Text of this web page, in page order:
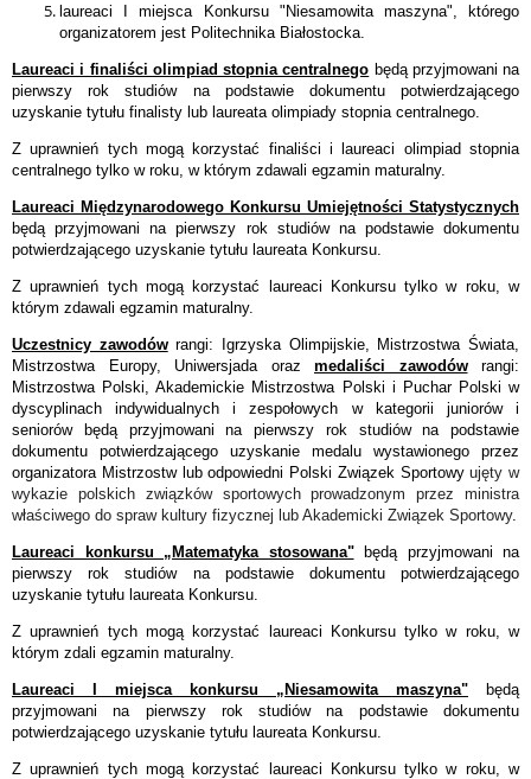
laureaci I miejsca Konkursu "Niesamowita maszyna", którego
organizatorem jest Politechnika Białostocka.
Laureaci i finaliści olimpiad stopnia centralnego będą przyjmowani na
pierwszy rok studiów na podstawie dokumentu potwierdzającego
uzyskanie tytułu finalisty lub laureata olimpiady stopnia centralnego.
Z uprawnień tych mogą korzystać finaliści i laureaci olimpiad stopnia
centralnego tylko w roku, w którym zdawali egzamin maturalny.
Laureaci Międzynarodowego Konkursu Umiejętności Statystycznych
będą przyjmowani na pierwszy rok studiów na podstawie dokumentu
potwierdzającego uzyskanie tytułu laureata Konkursu.
Z uprawnień tych mogą korzystać laureaci Konkursu tylko w roku, w
którym zdawali egzamin maturalny.
Uczestnicy zawodówrangi: Igrzyska Olimpijskie, Mistrzostwa Świata,
Mistrzostwa Europy, Uniwersjada oraz medaliści zawodówrangi:
Mistrzostwa Polski, Akademickie Mistrzostwa Polski i Puchar Polski w
dyscyplinach indywidualnych i zespołowych w kategorii juniorów i
seniorów będą przyjmowani na pierwszy rok studiów na podstawie
dokumentu potwierdzającego uzyskanie medalu wystawionego przez
organizatora Mistrzostw lub odpowiedni Polski Związek Sportowyujęty w
wykazie polskich związków sportowych prowadzonym przez ministra
właściwego do spraw kultury fizycznej lub Akademicki Związek Sportowy.
Laureaci konkursu „Matematyka stosowana"będą przyjmowani na
pierwszy rok studiów na podstawie dokumentu potwierdzającego
uzyskanie tytułu laureata Konkursu.
Z uprawnień tych mogą korzystać laureaci Konkursu tylko w roku, w
którym zdali egzamin maturalny.
Laureaci I miejsca konkursu „Niesamowita maszyna" będą
przyjmowani na pierwszy rok studiów na podstawie dokumentu
potwierdzającego uzyskanie tytułu laureata Konkursu.
Z uprawnień tych mogą korzystać laureaci Konkursu tylko w roku, w